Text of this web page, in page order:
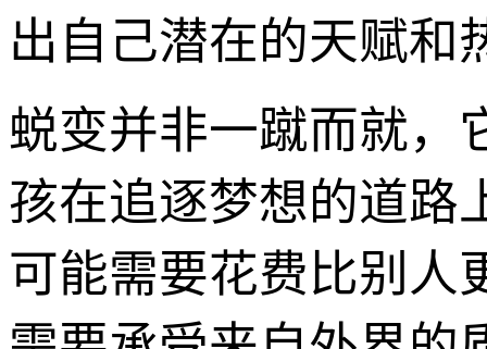
出自己潜在的天赋和
蜕变并非一蹴而就，
孩在追逐梦想的道路
可能需要花费比别人